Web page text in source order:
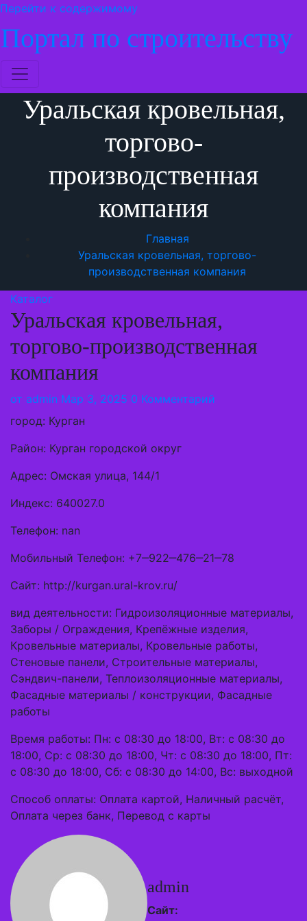
Перейти к содержимому
Портал по строительству
Уральская кровельная,
торгово-
производственная
компания
Главная
Уральская кровельная, торгово-
производственная компания
Каталог
Уральская кровельная,
торгово-производственная
компания
от admin Мар 3, 2025 0 Комментарий
город: Курган
Район: Курган городской округ
Адрес: Омская улица, 144/1
Индекс: 640027.0
Телефон: nan
Мобильный Телефон: +7‒922‒476‒21‒78
Сайт: http://kurgan.ural-krov.ru/
вид деятельности: Гидроизоляционные материалы,
Заборы / Ограждения, Крепёжные изделия,
Кровельные материалы, Кровельные работы,
Стеновые панели, Строительные материалы,
Сэндвич-панели, Теплоизоляционные материалы,
Фасадные материалы / конструкции, Фасадные
работы
Время работы: Пн: с 08:30 до 18:00, Вт: с 08:30 до
18:00, Ср: с 08:30 до 18:00, Чт: с 08:30 до 18:00, Пт:
с 08:30 до 18:00, Сб: с 08:30 до 14:00, Вс: выходной
Способ оплаты: Оплата картой, Наличный расчёт,
Оплата через банк, Перевод с карты
admin
Сайт: